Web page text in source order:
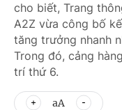
cho biết, Trang
A2Z vừa công bố
tăng trưởng nhanh
Trong đó, cảng
trí thứ 6.
aA